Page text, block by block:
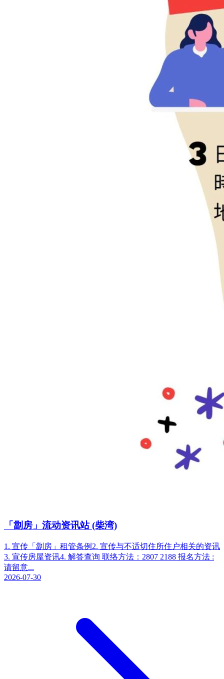
「劏房」流动资讯站 (柴湾)
1. 宣传「劏房」租管条例2. 宣传与不适切住所住户相关的资讯
3. 宣传房屋资讯4. 解答查询 联络方法：2807 2188 报名方法 :
请留意...
2026-07-30